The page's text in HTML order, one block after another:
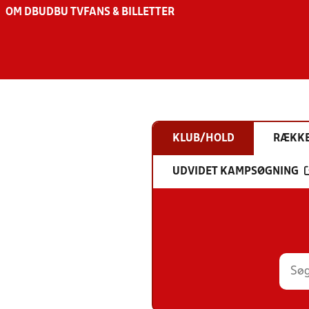
OM DBU DBU TV FANS & BILLETTER
KLUB/HOLD
UDVIDET KAMPSØGNING